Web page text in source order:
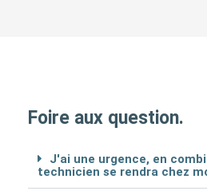
Foire aux question.
J'ai une urgence, en
technicien se rendra chez